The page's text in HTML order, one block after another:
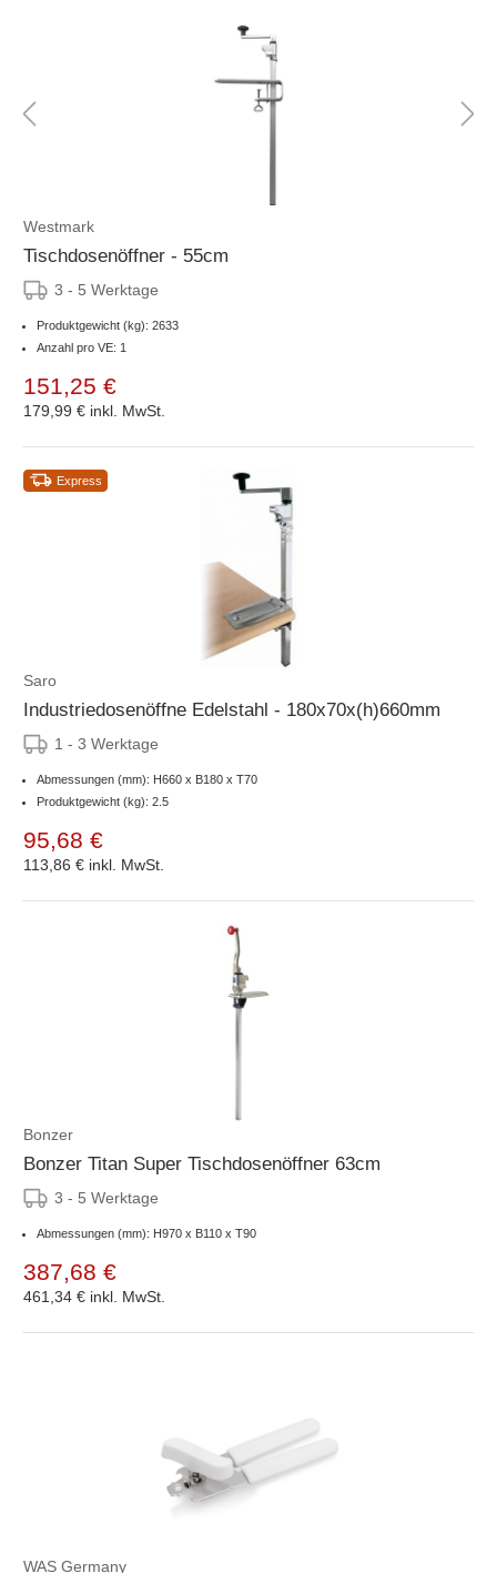
Westmark
Tischdosenöffner - 55cm
3 - 5 Werktage
Produktgewicht (kg): 2633
Anzahl pro VE: 1
151,25 €
179,99 € inkl. MwSt.
Express
Saro
Industriedosenöffne Edelstahl - 180x70x(h)660mm
1 - 3 Werktage
Abmessungen (mm): H660 x B180 x T70
Produktgewicht (kg): 2.5
95,68 €
113,86 € inkl. MwSt.
Bonzer
Bonzer Titan Super Tischdosenöffner 63cm
3 - 5 Werktage
Abmessungen (mm): H970 x B110 x T90
387,68 €
461,34 € inkl. MwSt.
WAS Germany